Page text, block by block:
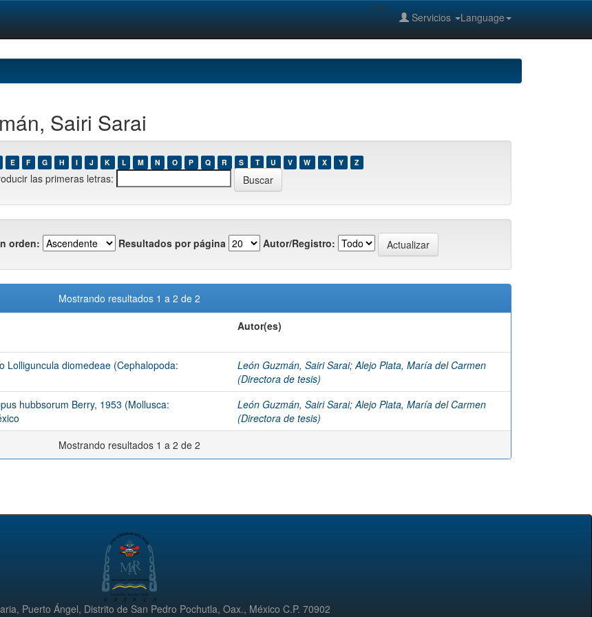
Language
Servicios
--%>
Sairi Sarai
E F G H I J K L M N O P Q R S T U V W X Y Z
las primeras letras:
orden: Resultados por página Autor/Registro:
Mostrando resultados 1 a 2 de 2
Autor(es)
Lolliguncula diomedeae (Cephalopoda:
León Guzmán, Sairi Sarai;Alejo Plata, María del Carmen
(Directora de tesis)
hubbsorum Berry, 1953 (Mollusca:
León Guzmán, Sairi Sarai;Alejo Plata, María del Carmen
(Directora de tesis)
Mostrando resultados 1 a 2 de 2
Puerto Ángel, Distrito de San Pedro Pochutla, Oax., México C.P. 70902